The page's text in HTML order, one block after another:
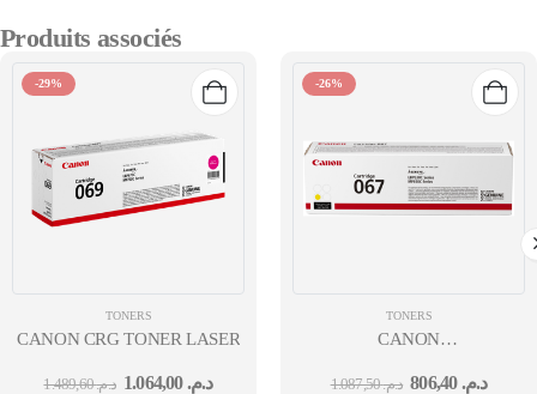
Produits associés
-29%
TONERS
CANON CRG TONER LASER 069 MAGENTA 3MOIS
د.م.1.489,60 د.م.1.064,00
-26%
TONERS
CANON
د.م.1.087,50 د.م.806,40